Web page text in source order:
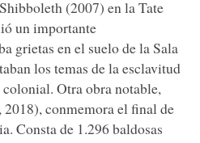
(2007) en la Tate
un importante
grietas en el suelo de la Sala
los temas de la esclavitud
Otra obra notable,
2018), conmemora el final de
Consta de 1.296 baldosas